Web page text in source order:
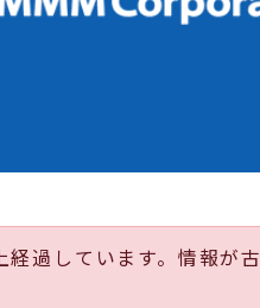
過しています。情報が